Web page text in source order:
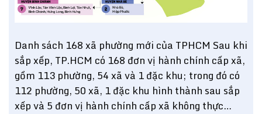
Danh sách 168 xã phường mới của TPHCM Sau khi
sắp xếp, TP.HCM có 168 đơn vị hành chính cấp xã,
gồm 113 phường, 54 xã và 1 đặc khu; trong đó có
112 phường, 50 xã, 1 đặc khu hình thành sau sắp
xếp và 5 đơn vị hành chính cấp xã không thực…